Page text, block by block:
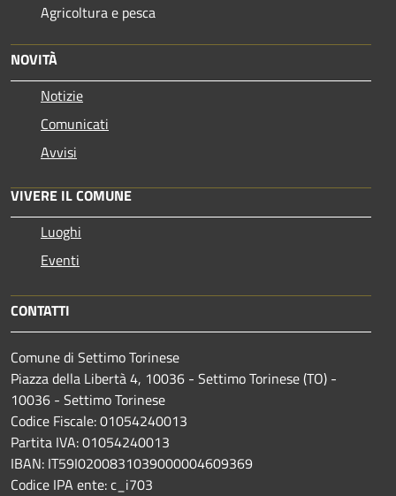
Agricoltura e pesca
NOVITÀ
Notizie
Comunicati
Avvisi
VIVERE IL COMUNE
Luoghi
Eventi
CONTATTI
Comune di Settimo Torinese
Piazza della Libertà 4, 10036 - Settimo Torinese (TO) -
10036 - Settimo Torinese
Codice Fiscale: 01054240013
Partita IVA: 01054240013
IBAN: IT59I0200831039000004609369
Codice IPA ente: c_i703